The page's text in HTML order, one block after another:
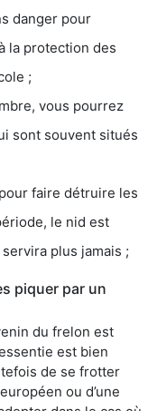
danger pour
la protection des
;
vous pourrez
sont souvent situés
faire détruire les
le nid est
plus jamais ;
piquer par un
du frelon est
est bien
de se frotter
ou d’une